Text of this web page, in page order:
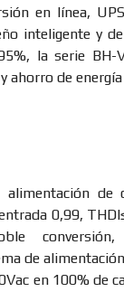
en línea,
inteligente y
la serie
de energía
de
0,99,
conversión,
de
en 100% de